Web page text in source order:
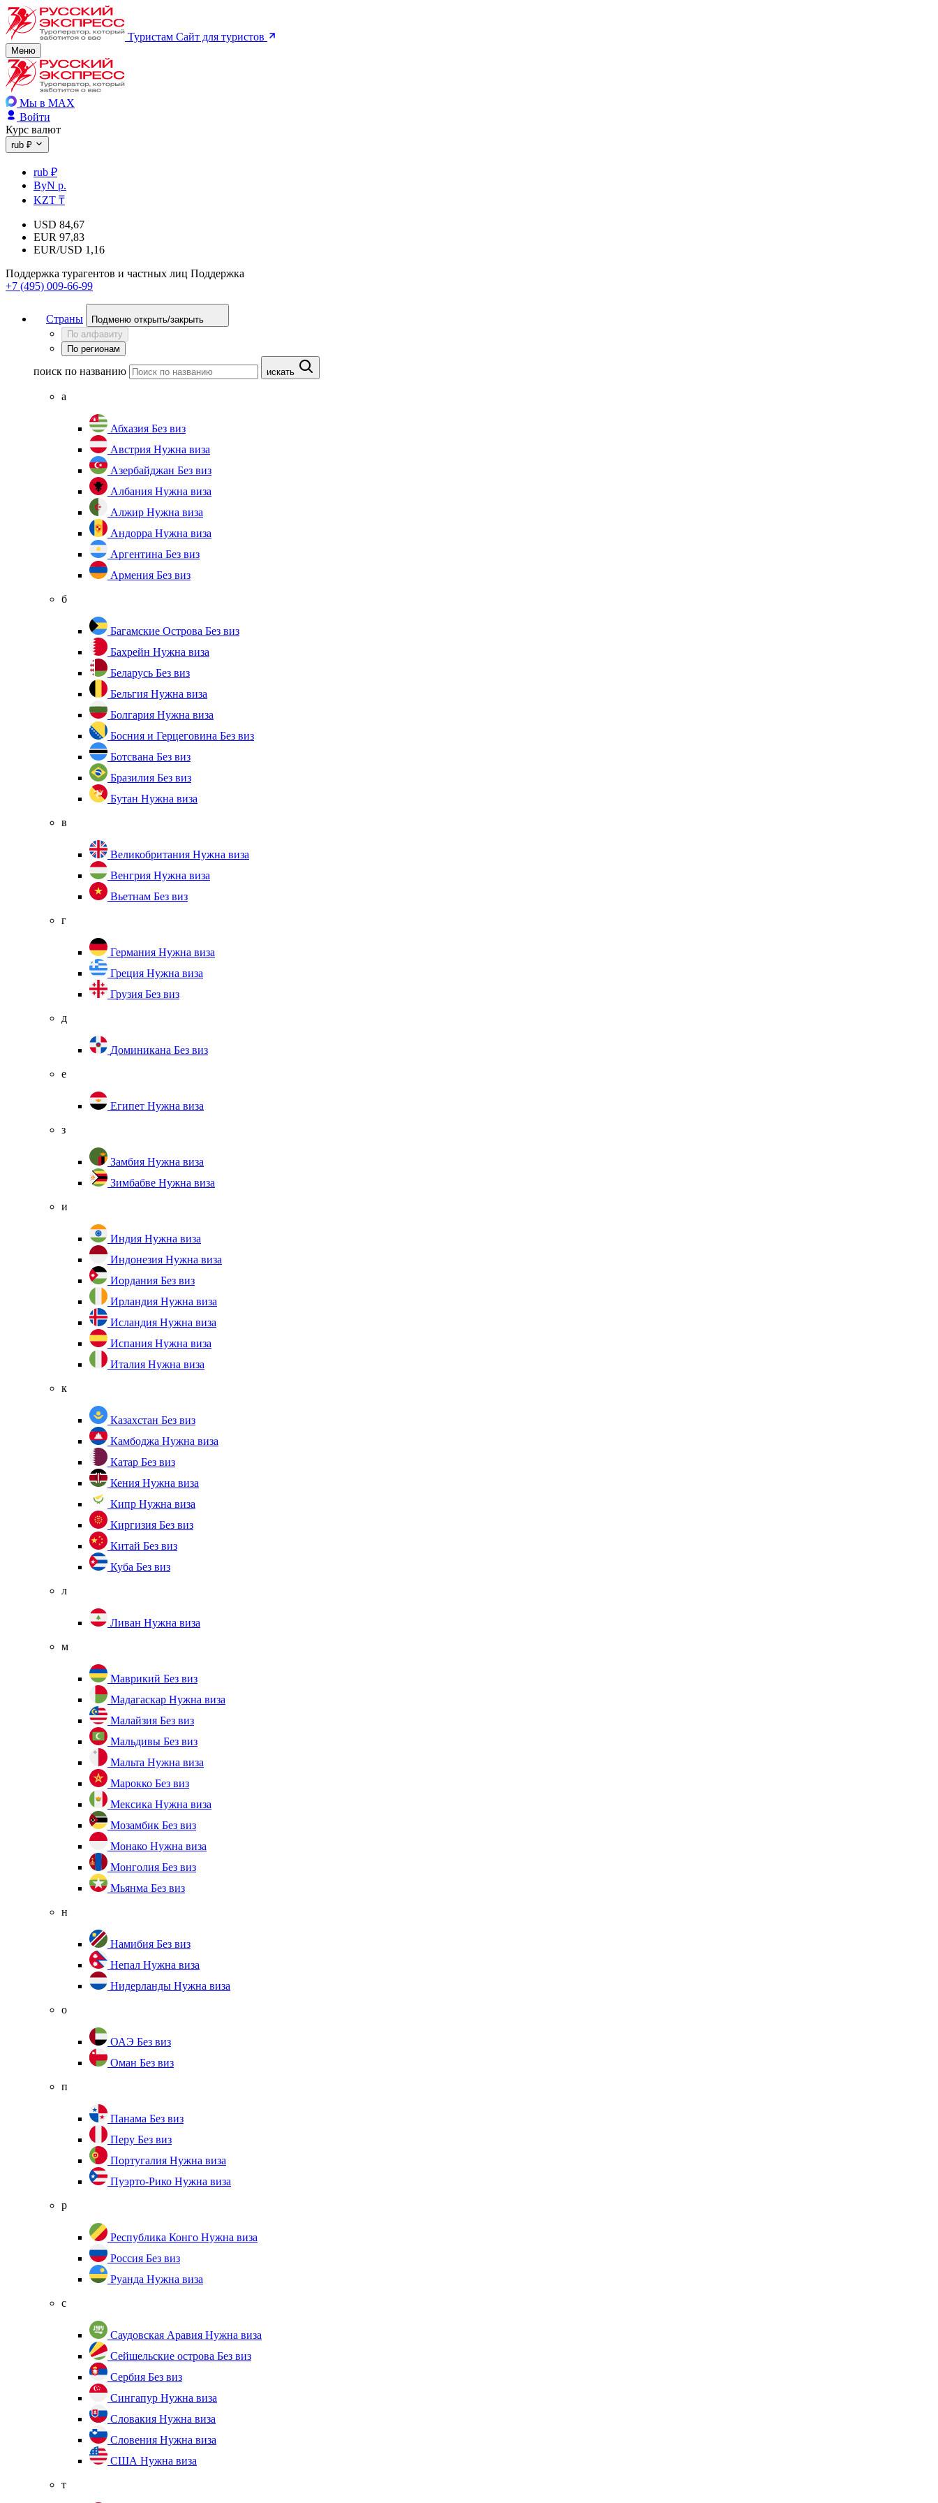
Туристам Сайт для туристов
Меню
Мы в MAX
Войти
Курс валют
rub ₽
rub ₽
ByN р.
KZT ₸
USD 84,67
EUR 97,83
EUR/USD 1,16
Поддержка турагентов и частных лиц Поддержка
+7 (495) 009-66-99
Страны
Подменю открыть/закрыть
По алфавиту
По регионам
поиск по названию искать
а
Абхазия Без виз
Австрия Нужна виза
Азербайджан Без виз
Албания Нужна виза
Алжир Нужна виза
Андорра Нужна виза
Аргентина Без виз
Армения Без виз
б
Багамские Острова Без виз
Бахрейн Нужна виза
Беларусь Без виз
Бельгия Нужна виза
Болгария Нужна виза
Босния и Герцеговина Без виз
Ботсвана Без виз
Бразилия Без виз
Бутан Нужна виза
в
Великобритания Нужна виза
Венгрия Нужна виза
Вьетнам Без виз
г
Германия Нужна виза
Греция Нужна виза
Грузия Без виз
д
Доминикана Без виз
е
Египет Нужна виза
з
Замбия Нужна виза
Зимбабве Нужна виза
и
Индия Нужна виза
Индонезия Нужна виза
Иордания Без виз
Ирландия Нужна виза
Исландия Нужна виза
Испания Нужна виза
Италия Нужна виза
к
Казахстан Без виз
Камбоджа Нужна виза
Катар Без виз
Кения Нужна виза
Кипр Нужна виза
Киргизия Без виз
Китай Без виз
Куба Без виз
л
Ливан Нужна виза
м
Маврикий Без виз
Мадагаскар Нужна виза
Малайзия Без виз
Мальдивы Без виз
Мальта Нужна виза
Марокко Без виз
Мексика Нужна виза
Мозамбик Без виз
Монако Нужна виза
Монголия Без виз
Мьянма Без виз
н
Намибия Без виз
Непал Нужна виза
Нидерланды Нужна виза
о
ОАЭ Без виз
Оман Без виз
п
Панама Без виз
Перу Без виз
Португалия Нужна виза
Пуэрто-Рико Нужна виза
р
Республика Конго Нужна виза
Россия Без виз
Руанда Нужна виза
с
Саудовская Аравия Нужна виза
Сейшельские острова Без виз
Сербия Без виз
Сингапур Нужна виза
Словакия Нужна виза
Словения Нужна виза
США Нужна виза
т